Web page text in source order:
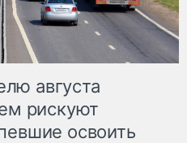
августа
рискуют
освоить